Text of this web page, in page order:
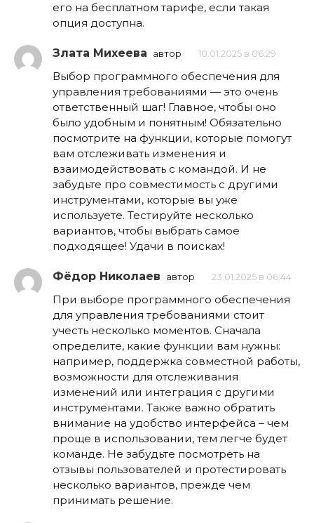
его на бесплатном тарифе, если такая
опция доступна.
Злата Михеева автор 10.01.2025 в 06:29
Выбор программного обеспечения для
управления требованиями — это очень
ответственный шаг! Главное, чтобы оно
было удобным и понятным! Обязательно
посмотрите на функции, которые помогут
вам отслеживать изменения и
взаимодействовать с командой. И не
забудьте про совместимость с другими
инструментами, которые вы уже
используете. Тестируйте несколько
вариантов, чтобы выбрать самое
подходящее! Удачи в поисках!
Фёдор Николаев автор 23.01.2025 в 06:44
При выборе программного обеспечения
для управления требованиями стоит
учесть несколько моментов. Сначала
определите, какие функции вам нужны:
например, поддержка совместной работы,
возможности для отслеживания
изменений или интеграция с другими
инструментами. Также важно обратить
внимание на удобство интерфейса – чем
проще в использовании, тем легче будет
команде. Не забудьте посмотреть на
отзывы пользователей и протестировать
несколько вариантов, прежде чем
принимать решение.